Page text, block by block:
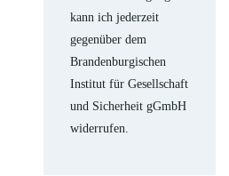
kann ich jederzeit
gegenüber dem
Brandenburgischen
Institut für Gesellschaft
und Sicherheit gGmbH
widerrufen.